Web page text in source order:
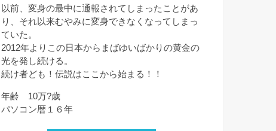
以前、変身の最中に通報されてしまったことがあ
り、それ以来むやみに変身できなくなってしまっ
ていた。
2012年よりこの日本からまばゆいばかりの黄金の
光を発し続ける。
続け者ども！伝説はここから始まる！！
年齢 10万?歳
パソコン暦１６年